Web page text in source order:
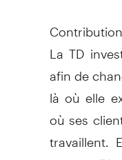
La TD
afin de
là où elle
où ses
travaillent.